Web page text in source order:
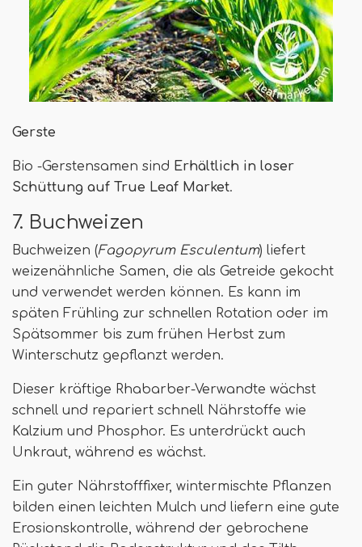
Gerste
Bio -Gerstensamen sind Erhältlich in loser
Schüttung auf True Leaf Market.
7. Buchweizen
Buchweizen (Fagopyrum Esculentum) liefert
weizenähnliche Samen, die als Getreide gekocht
und verwendet werden können. Es kann im
späten Frühling zur schnellen Rotation oder im
Spätsommer bis zum frühen Herbst zum
Winterschutz gepflanzt werden.
Dieser kräftige Rhabarber-Verwandte wächst
schnell und repariert schnell Nährstoffe wie
Kalzium und Phosphor. Es unterdrückt auch
Unkraut, während es wächst.
Ein guter Nährstofffixer, wintermischte Pflanzen
bilden einen leichten Mulch und liefern eine gute
Erosionskontrolle, während der gebrochene